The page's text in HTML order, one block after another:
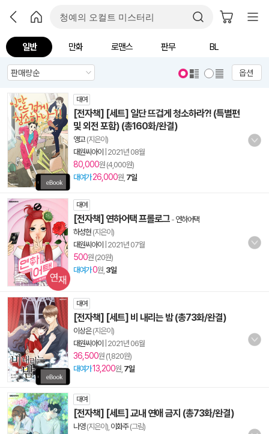
일반 만화 로맨스 판무 BL
옵션
대여
[전자책] [세트] 일단 뜨겁게 청소하라?! (특별편
및 외전 포함) (총160화/완결)
앵고(지은이)
대원씨아이
2021년 08월
80,000원 (4,000원)
대여가 26,000원, 7일
대여
[전자책] 연하어택 프롤로그 - 연하어택
하성현 (지은이)
대원씨아이
2021년 07월
500원 (20원)
대여가0원, 3일
대여
[전자책] [세트] 비 내리는 밤 (총73화/완결)
이상은(지은이)
대원씨아이
2021년 06월
36,500원 (1,820원)
대여가13,200원, 7일
대여
[전자책] [세트] 교내 연애 금지 (총73화/완결)
나영(지은이), 이화주(그림)